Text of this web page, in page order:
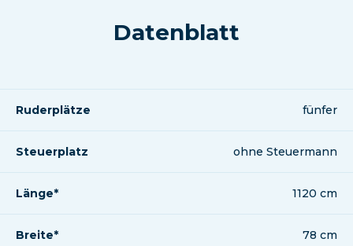
Datenblatt
Ruderplätze fünfer
Steuerplatz ohne Steuermann
Länge* 1120 cm
Breite* 78 cm